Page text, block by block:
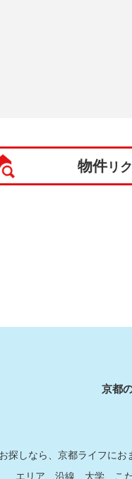
物件リ
京都
探しなら、京都ライフに
エリア、沿線、大学、こ